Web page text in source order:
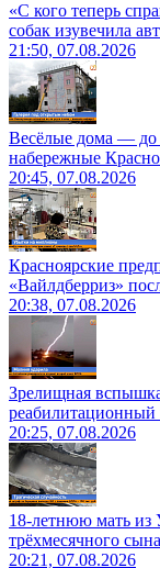
«С кого теперь
собак изувечила
21:50, 07.08.2026
Весёлые дома — до
набережные
20:45, 07.08.2026
Красноярские
«Вайлдберриз»
20:38, 07.08.2026
Зрелищная
реабилитационный
20:25, 07.08.2026
18-летнюю мать из
трёхмесячного сына
20:21, 07.08.2026